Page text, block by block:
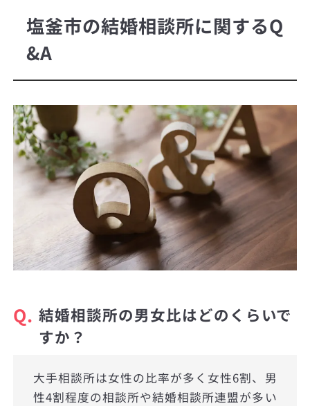
塩釜市の結婚相談所に関するQ
&A
Q. 結婚相談所の男女比はどのくらいで
すか？
大手相談所は女性の比率が多く女性6割、男
性4割程度の相談所や結婚相談所連盟が多い